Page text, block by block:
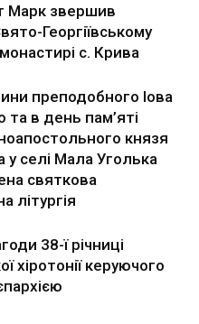
Марк звершив
Георгіївському
с. Крива
преподобного Іова
та в день пам’яті
князя
селі Мала Уголька
святкова
літургія
38-ї річниці
хіротонії керуючого